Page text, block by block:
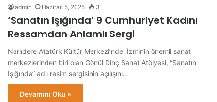
admin Haziran 5, 2025 3
‘Sanatın Işığında’ 9 Cumhuriyet Kadını
Ressamdan Anlamlı Sergi
Narlıdere Atatürk Kültür Merkezi’nde, İzmir’in önemli sanat
merkezlerinden biri olan Gönül Dinç Sanat Atölyesi, “Sanatın
Işığında” adlı resim sergisinin açılışını…
Devamını Oku »